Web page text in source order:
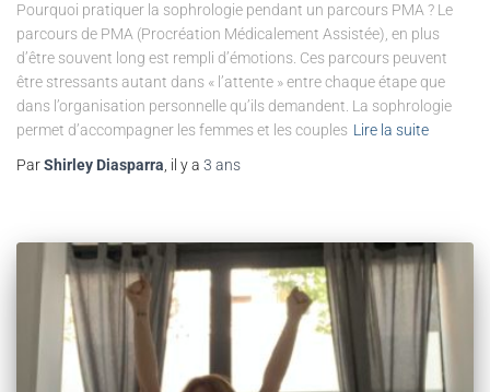
Pourquoi pratiquer la sophrologie pendant un parcours PMA ? Le
parcours de PMA (Procréation Médicalement Assistée), en plus
d’être souvent long est rempli d’émotions. Ces parcours peuvent
être stressants autant dans « l’attente » entre chaque étape que
dans l’organisation personnelle qu’ils demandent. La sophrologie
permet d’accompagner les femmes et les couples Lire la suite
ParShirley Diasparra, il y a 3 ans